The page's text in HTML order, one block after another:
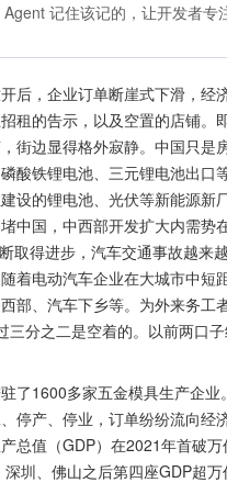
Agent 记住该记的，让开发者专
后，企业订单断崖式下滑，经
租的告示，以及空置的店铺
街边显得格外寂静。中国只
酸铁锂电池、三元锂电池出
设的锂电池、光伏等新能源
中国，中西部开发扩大内需势
取得进步，汽车交通事故越
着电动汽车企业在大城市中
部、汽车下乡等。为外来务
三分之二是空着的。以前两口
了1600多家五金模具生产企
停产、停业，订单纷纷流向经
总值（GDP）在2021年首破
圳、佛山之后第四座GDP超